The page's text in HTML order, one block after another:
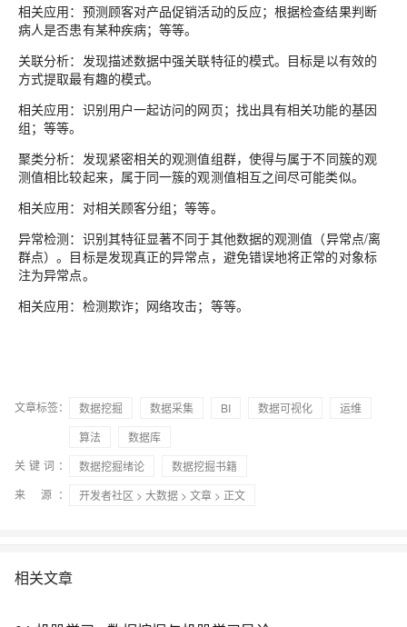
相关应用：预测顾客对产品促销活动的反应；根据检查结果判断
病人是否患有某种疾病；等等。
关联分析：发现描述数据中强关联特征的模式。目标是以有效的
方式提取最有趣的模式。
相关应用：识别用户一起访问的网页；找出具有相关功能的基因
组；等等。
聚类分析：发现紧密相关的观测值组群，使得与属于不同簇的观
测值相比较起来，属于同一簇的观测值相互之间尽可能类似。
相关应用：对相关顾客分组；等等。
异常检测：识别其特征显著不同于其他数据的观测值（异常点/离
群点）。目标是发现真正的异常点，避免错误地将正常的对象标
注为异常点。
相关应用：检测欺诈；网络攻击；等等。
文章标签： 数据挖掘 数据采集 BI 数据可视化
运维
算法
数据库
关键词：
数据挖掘绪论
数据挖掘书籍
来 源：
开发者社区 > 大数据 > 文章 > 正文
相关文章